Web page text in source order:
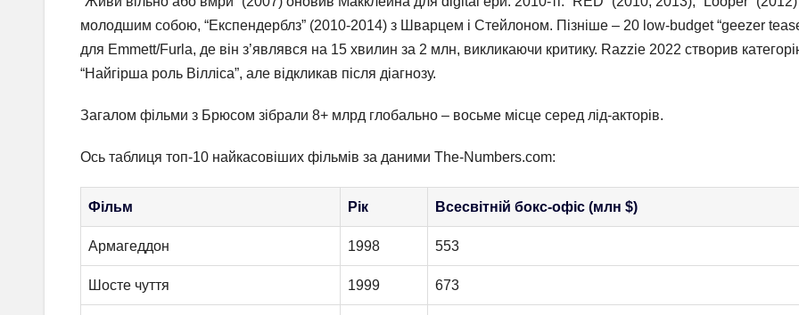
молодшим собою, “Експендерблз” (2010-2014) з Шварцем і Стейлоном. Пізніше – 20 low-budget “geezer
для Emmett/Furla, де він з’являвся на 15 хвилин за 2 млн, викликаючи критику. Razzie 2022 створив
“Найгірша роль Вілліса”, але відкликав після діагнозу.
Загалом фільми з Брюсом зібрали 8+ млрд глобально – восьме місце серед лід-акторів.
Ось таблиця топ-10 найкасовіших фільмів за даними The-Numbers.com:
Фільм Рік Всесвітній бокс-офіс (млн $)
Армагеддон 1998 553
Шосте чуття 1999 673